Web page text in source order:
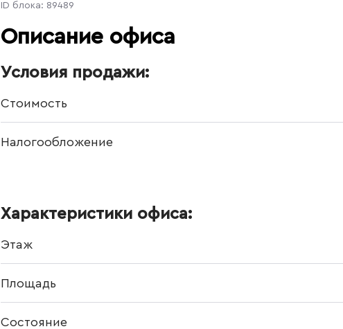
ID блока: 89489
Описание офиса
Условия продажи:
Стоимость
Налогообложение
Характеристики офиса:
Этаж
Площадь
Состояние